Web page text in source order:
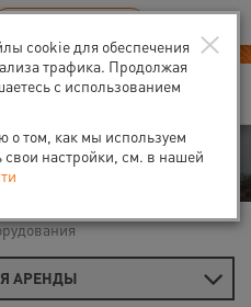
RU EN
АРЕНДЫ
×
cookie для обеспечения
трафика. Продолжая
с использованием
том, как мы используем
настройки, см. в нашей